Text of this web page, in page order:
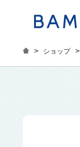
> ショップ >